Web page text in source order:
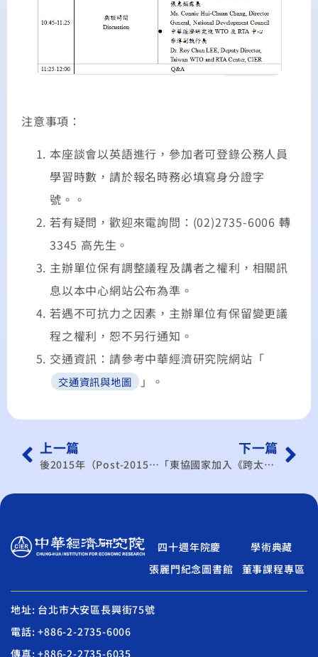
注意事項：
本座談會以英語進行，參加者可登錄公務人員
學習時數，請於報名時務必填寫身分證字
號。。
若有疑問，歡迎來電詢問：(02)2735-6006 轉
3345 高先生。
主辦單位保有調整議程及講者之權利，相關訊
息以本中心網站公布為準。
若遇不可抗力之因素，主辦單位有保留變更議
程之權利，恕不另行通知。
交通資訊：請參考中華經濟研究院網站「
交通資訊與地圖 」。
上一篇
後2015年（Post-2015）東協經濟整合之新局國際研討會
下一篇
「東協國家加入《跨太平洋夥伴協定》（TPP）之經驗分享」研討會
四十週年院慶
學術典藏
張麗門紀念圖書館
董事課程專區
地址: 台北市大安區長興街75號
電話: +886-2-2735-6006
傳真: +886-2-2735-6035